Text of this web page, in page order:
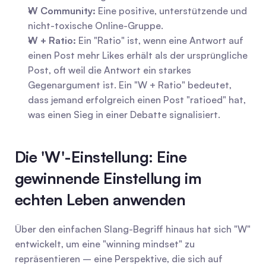
W Community: Eine positive, unterstützende und
nicht-toxische Online-Gruppe.
W + Ratio: Ein "Ratio" ist, wenn eine Antwort auf
einen Post mehr Likes erhält als der ursprüngliche
Post, oft weil die Antwort ein starkes
Gegenargument ist. Ein "W + Ratio" bedeutet,
dass jemand erfolgreich einen Post "ratioed" hat,
was einen Sieg in einer Debatte signalisiert.
Die 'W'-Einstellung: Eine
gewinnende Einstellung im
echten Leben anwenden
Über den einfachen Slang-Begriff hinaus hat sich "W"
entwickelt, um eine "winning mindset" zu
repräsentieren – eine Perspektive, die sich auf